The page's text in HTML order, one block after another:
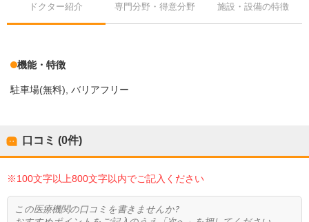
ドクター紹介 専門分野・得意分野 施設・設備の特徴
機能・特徴
駐車場(無料) バリアフリー
口コミ (0件)
※100文字以上800文字以内でご記入ください